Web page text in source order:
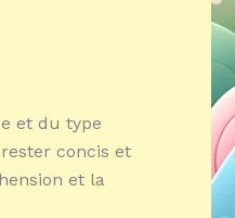
et du type
concis et
et la